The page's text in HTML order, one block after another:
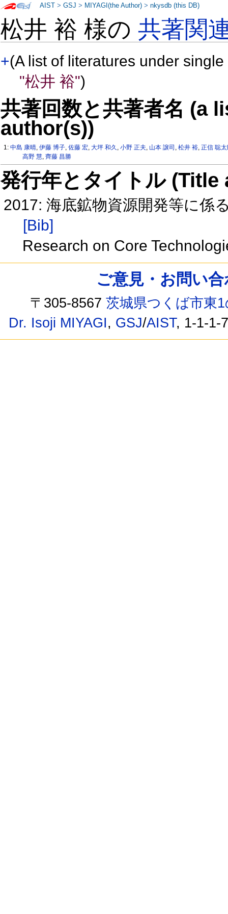
松井 裕 様の共著関
+(A list of literatures under
"松井 裕")
共著回数と共著者名 (a
author(s))
1:中島 康晴,伊藤 博子,佐藤 宏,大坪 和久 ,小野 正夫, 山本 譲司 ,松井 裕,正信 聡
高野 慧, 齊藤 昌勝
発行年とタイトル
2017: 海底鉱物資源開発等に係
[Bib]
Research on Core
AIST >GSJ > MIYAGI(the Author) >nkysdb (this DB)
ご意見・お問い
〒305-8567茨城県つくば市東
Dr. Isoji MIYAGI, GSJ/AIST, 1-1-1-